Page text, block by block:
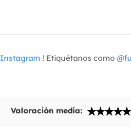
Instagram ! Etiquétanos como
Valoración media: